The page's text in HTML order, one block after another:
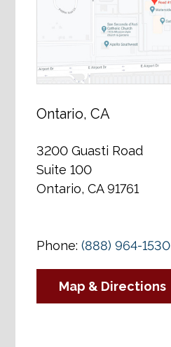
Ontario, CA
3200 Guasti Road
Suite 100
Ontario, CA 91761
Phone:(888) 964-1530
Map & Directions